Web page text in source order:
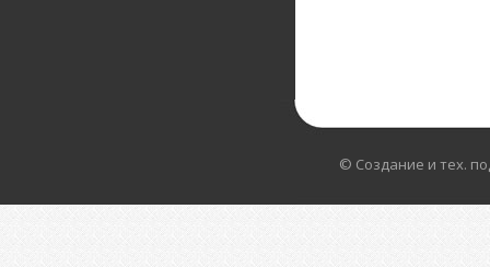
© Создание и тех.